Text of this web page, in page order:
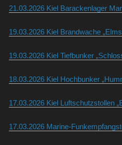
21.03.2026 Kiel Barackenlager
19.03.2026 Kiel Brandwache
19.03.2026 Kiel Tiefbunker
18.03.2026 Kiel Hochbunker
17.03.2026 Kiel Luftschutzstollen
17.03.2026 Marine-